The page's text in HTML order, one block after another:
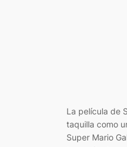
La película de
taquilla como
Super Mario